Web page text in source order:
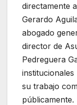
directamente
Gerardo
abogado
director de
Pedreguera
su trabajo
públicamente.